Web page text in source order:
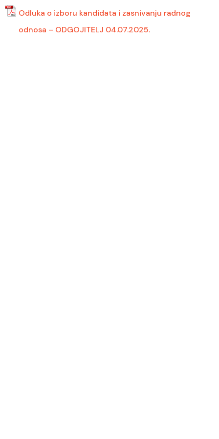
Odluka o izboru kandidata i zasnivanju radnog
odnosa – ODGOJITELJ 04.07.2025.